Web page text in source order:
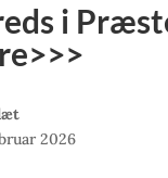
i
2026